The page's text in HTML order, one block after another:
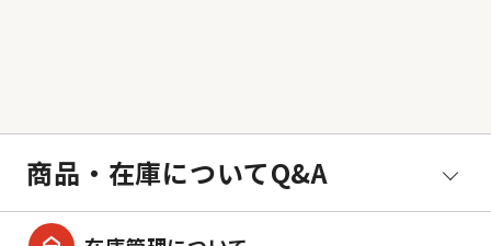
商品・在庫についてQ&A